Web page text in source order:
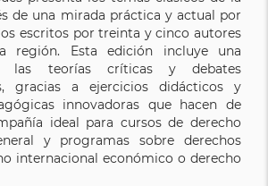
de una mirada práctica y actual por
escritos por treinta y cinco autores
región. Esta edición incluye una
las teorías críticas y debates
gracias a ejercicios didácticos y
innovadoras que hacen de
ideal para cursos de derecho
y programas sobre derechos
internacional económico o derecho